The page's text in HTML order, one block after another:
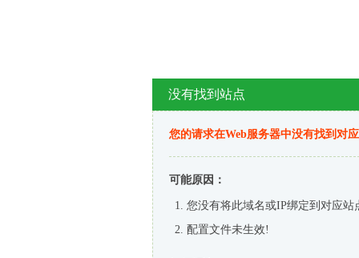
没有找到站点
您的请求在Web服务器中没有找到对
可能原因：
您没有将此域名或IP绑定到对应站
配置文件未生效!